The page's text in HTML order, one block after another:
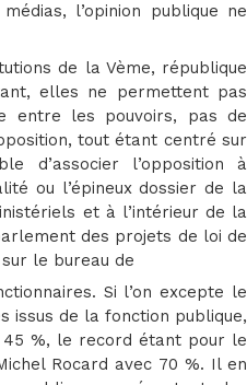
l’opinion publique ne
de la Vème, république
elles ne permettent pas
entre les pouvoirs, pas de
tout étant centré sur
d’associer l’opposition à
ou l’épineux dossier de la
et à l’intérieur de la
des projets de loi de
le bureau de
Si l’on excepte le
issus de la fonction publique,
45 %, le record étant pour le
Rocard avec 70 %. Il en